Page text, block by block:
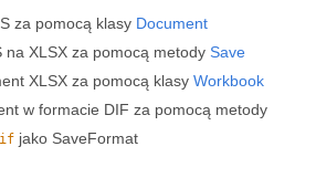
za pomocą klasy Document
na XLSX za pomocą metody Save
XLSX za pomocą klasy Workbook
w formacie DIF za pomocą metody
jako SaveFormat